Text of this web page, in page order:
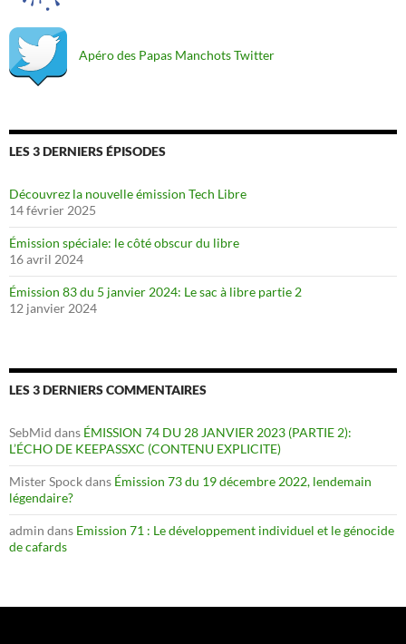
Apéro des Papas Manchots Twitter
LES 3 DERNIERS ÉPISODES
Découvrez la nouvelle émission Tech Libre
14 février 2025
Émission spéciale: le côté obscur du libre
16 avril 2024
Émission 83 du 5 janvier 2024: Le sac à libre partie 2
12 janvier 2024
LES 3 DERNIERS COMMENTAIRES
SebMid dans ÉMISSION 74 DU 28 JANVIER 2023 (PARTIE 2):
L’ÉCHO DE KEEPASSXC (CONTENU EXPLICITE)
Mister Spockdans Émission 73 du 19 décembre 2022, lendemain
légendaire?
admin dans Emission 71 : Le développement individuel et le génocide
de cafards